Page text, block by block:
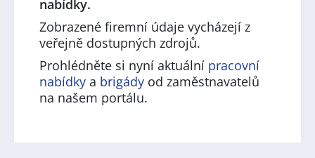
nabídky.
Zobrazené firemní údaje vycházejí z
veřejně dostupných zdrojů.
Prohlédněte si nyní aktuální pracovní
nabídky a brigády od zaměstnavatelů
na našem portálu.